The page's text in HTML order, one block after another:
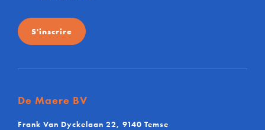
S'inscrire
De Maere BV
Frank Van Dyckelaan 22, 9140 Temse